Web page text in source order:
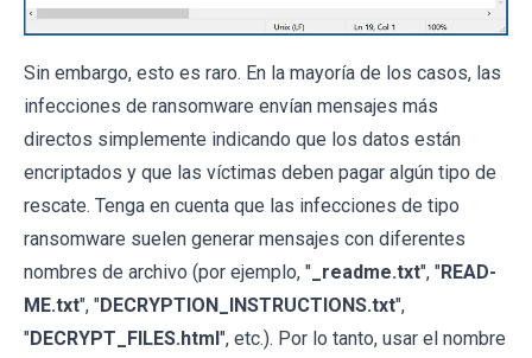
Sin embargo, esto es raro. En la mayoría de los casos, las
infecciones de ransomware envían mensajes más
directos simplemente indicando que los datos están
encriptados y que las víctimas deben pagar algún tipo de
rescate. Tenga en cuenta que las infecciones de tipo
ransomware suelen generar mensajes con diferentes
nombres de archivo (por ejemplo, " _readme.txt", "READ-
ME.txt", "DECRYPTION_INSTRUCTIONS.txt",
"DECRYPT_FILES.html", etc.). Por lo tanto, usar el nombre